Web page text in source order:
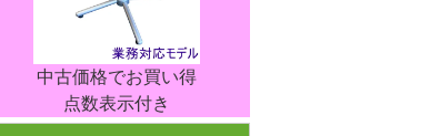
中古価格でお買い得
点数表示付き